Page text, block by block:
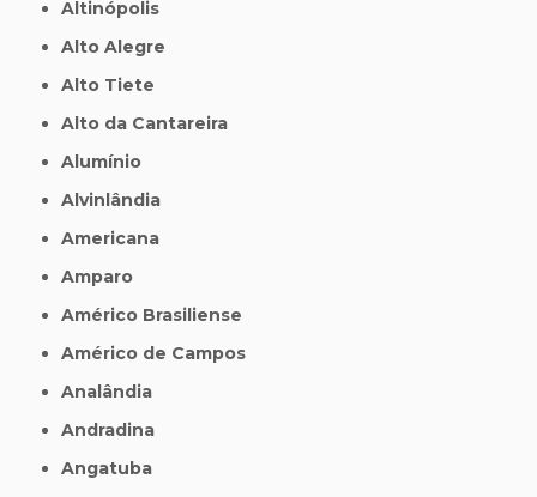
Altinópolis
Alto Alegre
Alto Tiete
Alto da Cantareira
Alumínio
Alvinlândia
Americana
Amparo
Américo Brasiliense
Américo de Campos
Analândia
Andradina
Angatuba